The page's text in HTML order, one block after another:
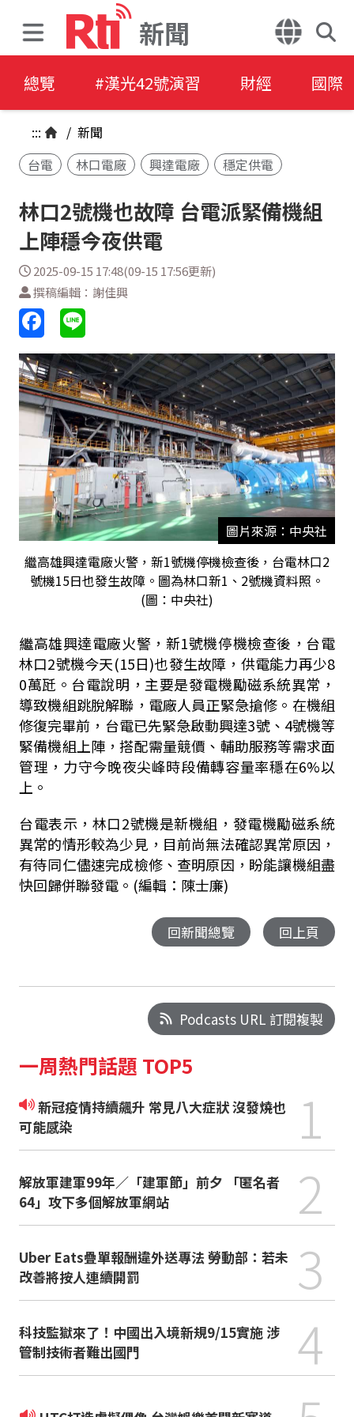
新聞
總覽 #漢光42號演習 財經 國際
::: / 新聞
台電
林口電廠 興達電廠 穩定供電
林口2號機也故障 台電派緊備機組
上陣穩今夜供電
2025-09-15 17:48(09-15 17:56更新)
撰稿編輯：謝佳興
圖片來源：中央社
繼高雄興達電廠火警，新1號機停機檢查後，台電林口2
號機15日也發生故障。圖為林口新1、2號機資料照。
(圖：中央社)
繼高雄興達電廠火警，新1號機停機檢查後，台電
林口2號機今天(15日)也發生故障，供電能力再少8
0萬瓩。台電說明，主要是發電機勵磁系統異常，
導致機組跳脫解聯，電廠人員正緊急搶修。在機組
修復完畢前，台電已先緊急啟動興達3號、 4號機等
緊備機組上陣，搭配需量競價、輔助服務等需求面
管理，力守今晚夜尖峰時段備轉容量率穩在6%以
上。
台電表示，林口2號機是新機組，發電機勵磁系統
異常的情形較為少見，目前尚無法確認異常原因，
有待同仁儘速完成檢修、查明原因，盼能讓機組盡
快回歸併聯發電。(編輯：陳士廉)
回新聞總覽 回上頁
Podcasts URL 訂閱複製
一周熱門話題 TOP5
新冠疫情持續飆升 常見八大症狀 沒發燒也
可能感染
1
解放軍建軍99年／「建軍節」前夕 「匿名者
64」攻下多個解放軍網站
2
Uber Eats疊單報酬違外送專法 勞動部：若未
改善將按人連續開罰
3
科技監獄來了！中國出入境新規9/15實施 涉
管制技術者難出國門
4